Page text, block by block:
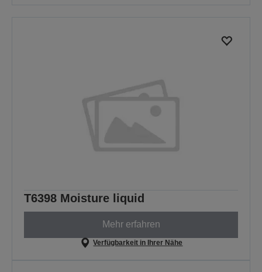
T6398 Moisture liquid
Mehr erfahren
Verfügbarkeit in Ihrer Nähe